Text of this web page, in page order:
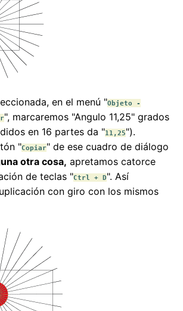
en el menú "Objeto -
", marcaremos "Angulo 11,25" grados
en 16 partes da "11,25").
"Copiar" de ese cuadro de diálogo
otra cosa, apretamos catorce
de teclas "Ctrl + D". Así
con giro con los mismos